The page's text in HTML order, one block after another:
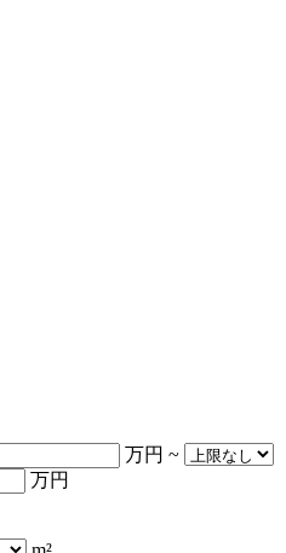
万円 ~
万円